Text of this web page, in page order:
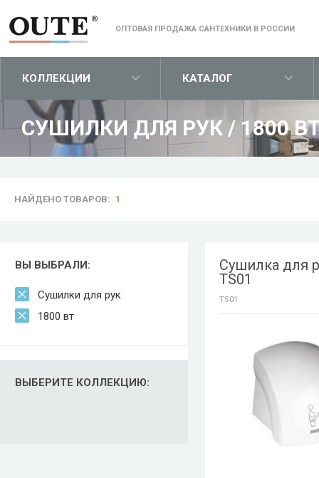
ОПТОВАЯ ПРОДАЖА САНТЕХНИКИ В РОССИИ
КОЛЛЕКЦИИ КАТАЛОГ
СУШИЛКИ ДЛЯ РУК / 1800
НАЙДЕНО ТОВАРОВ: 1
ВЫ ВЫБРАЛИ:
Сушилки для рук
1800 вт
ВЫБЕРИТЕ КОЛЛЕКЦИЮ:
Сушилка для
TS01
TS01